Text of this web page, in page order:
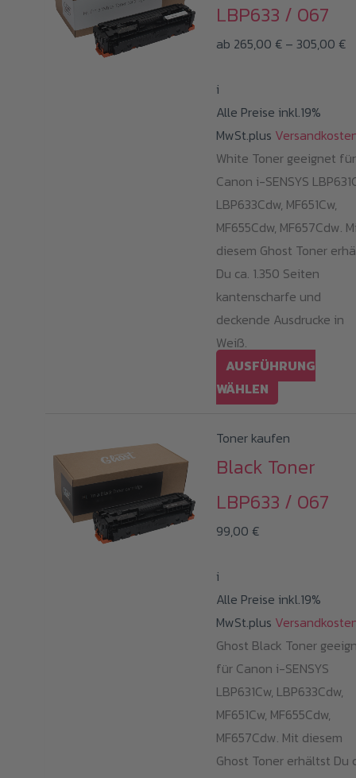
LBP633 / 067
ab 265,00 € – 305,00 €
i
Alle Preise inkl.19%
MwSt.plus
White Toner geeignet für
Canon i-SENSYS
LBP633Cdw, MF651Cw,
MF655Cdw, MF657Cdw.
diesem Ghost Toner
Du ca. 1.350 Seiten
kantenscharfe und
deckende Ausdrucke in
Weiß.
AUSFÜHRUNG
WÄHLEN
weist
mehrere
auf.
auf
der
Produktseite
gewählt
werden
Toner kaufen
Black Toner
LBP633 / 067
99,00 €
i
Alle Preise inkl.19%
MwSt.plus
Ghost Black Toner
für Canon i-SENSYS
LBP631Cw, LBP633Cdw,
MF651Cw, MF655Cdw,
MF657Cdw. Mit diesem
Ghost Toner erhältst Du